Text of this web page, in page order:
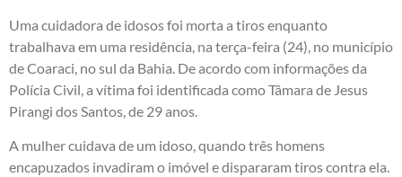
Uma cuidadora de idosos foi morta a tiros enquanto
trabalhava em uma residência, na terça-feira (24), no município
de Coaraci, no sul da Bahia. De acordo com informações da
Polícia Civil, a vítima foi identificada como Tâmara de Jesus
Pirangi dos Santos, de 29 anos.
A mulher cuidava de um idoso, quando três homens
encapuzados invadiram o imóvel e dispararam tiros contra ela.